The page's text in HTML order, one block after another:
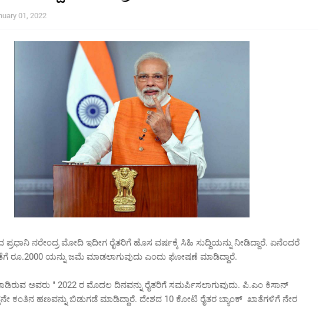
01, 2022
ನರೇಂದ್ರ ಮೋದಿ ಇದೀಗ ರೈತರಿಗೆ ಹೊಸ ವರ್ಷಕ್ಕೆ ಸಿಹಿ ಸುದ್ದಿಯನ್ನು ನೀಡಿದ್ದಾರೆ. ಏನೆಂದರೆ
ರೂ.2000 ಯನ್ನು ಜಮೆ ಮಾಡಲಾಗುವುದು ಎಂದು ಘೋಷಣೆ ಮಾಡಿದ್ದಾರೆ.
ಅವರು " 2022 ರ ಮೊದಲ ದಿನವನ್ನು ರೈತರಿಗೆ ಸಮರ್ಪಿಸಲಾಗುವುದು. ಪಿ.ಎಂ ಕಿಸಾನ್
ಕಂತಿನ ಹಣವನ್ನು ಬಿಡುಗಡೆ ಮಾಡಿದ್ದಾರೆ. ದೇಶದ 10 ಕೋಟಿ ರೈತರ ಬ್ಯಾಂಕ್ ಖಾತೆಗಳಿಗೆ ನೇರ